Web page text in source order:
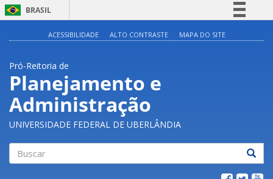
BRASIL
Acesso à informação
ACESSIBILIDADE ALTO CONTRASTE MAPA DO SITE
Pró-Reitoria de
Planejamento e
Administração
UNIVERSIDADE FEDERAL DE UBERLÂNDIA